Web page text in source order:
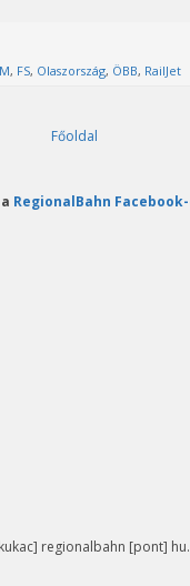
, FS, Olaszország, ÖBB, RailJet
Főoldal
RegionalBahn
regionalbahn [pont]